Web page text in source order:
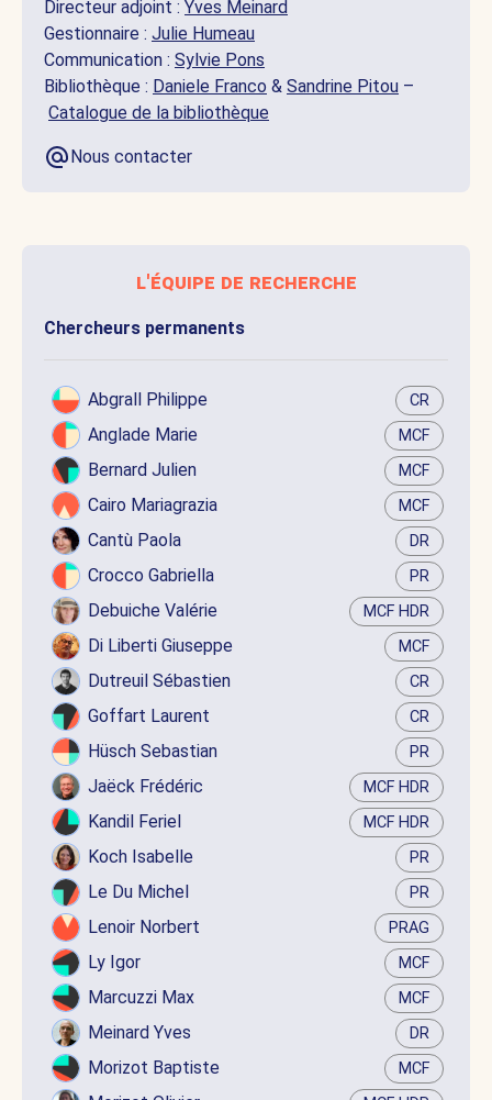
Directeur adjoint : Yves Meinard
Gestionnaire : Julie Humeau
Communication : Sylvie Pons
Bibliothèque : Daniele Franco & Sandrine Pitou –
Catalogue de la bibliothèque
Nous contacter
l'équipe de recherche
Chercheurs permanents
Abgrall Philippe CR
Anglade Marie MCF
Bernard Julien MCF
Cairo Mariagrazia MCF
Cantù Paola DR
Crocco Gabriella PR
Debuiche Valérie MCF HDR
Di Liberti Giuseppe MCF
Dutreuil Sébastien CR
Goffart Laurent CR
Hüsch Sebastian PR
Jaëck Frédéric MCF HDR
Kandil Feriel MCF HDR
Koch Isabelle PR
Le Du Michel PR
Lenoir Norbert PRAG
Ly Igor MCF
Marcuzzi Max MCF
Meinard Yves DR
Morizot Baptiste MCF